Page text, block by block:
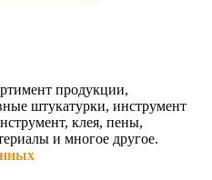
продукции,
штукатурки, инструмент
клея, пены,
и многое другое.